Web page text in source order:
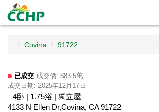
Covina 91722
已成交 成交價: $83.5萬
成交日期: 2025年12月17日
4卧 | 1.75浴 | 獨立屋
4133 N Ellen Dr,Covina, CA 91722